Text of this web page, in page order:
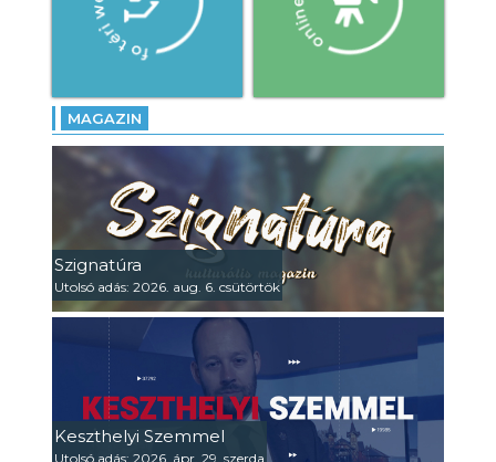
MAGAZIN
Szignatúra
Utolsó adás: 2026. aug. 6. csütörtök
Keszthelyi Szemmel
Utolsó adás: 2026. ápr. 29. szerda